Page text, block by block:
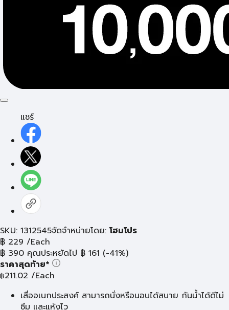
แชร์
SKU: 1312545จัดจำหน่ายโดย: โฮมโปร
฿ 229 /Each
฿ 390 คุณประหยัดไป ฿ 161 (-41%)
ราคาสุดท้าย*
฿211.02 /Each
เสื่ออเนกประสงค์ สามารถนั่งหรือนอนได้สบาย กันน้ำได้ดีไม่
ซึม และแห้งไว